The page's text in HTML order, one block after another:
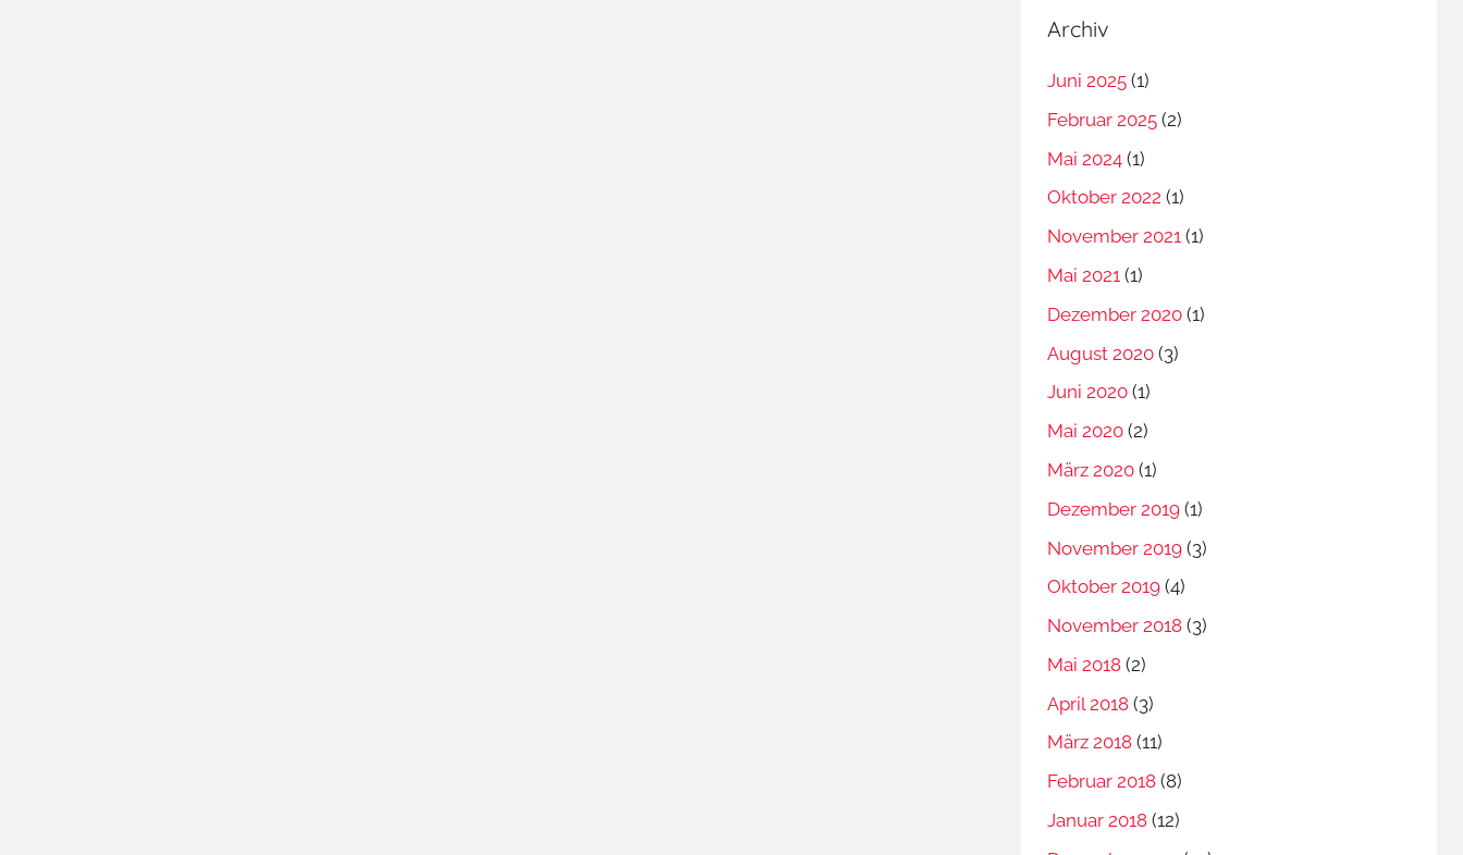
Archiv
Juni 2025 (1)
Februar 2025 (2)
Mai 2024 (1)
Oktober 2022 (1)
November 2021 (1)
Mai 2021 (1)
Dezember 2020 (1)
August 2020 (3)
Juni 2020 (1)
Mai 2020 (2)
März 2020 (1)
Dezember 2019 (1)
November 2019 (3)
Oktober 2019 (4)
November 2018 (3)
Mai 2018 (2)
April 2018 (3)
März 2018 (11)
Februar 2018 (8)
Januar 2018 (12)